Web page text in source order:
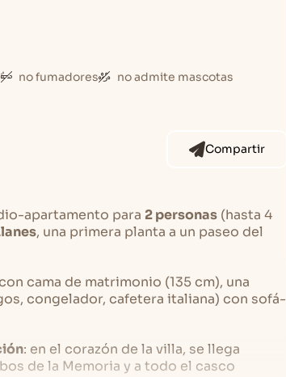
no fumadores no admite mascotas
Compartir
apartamento para 2 personas (hasta 4
, una primera planta a un paseo del
cama de matrimonio (135 cm), una
congelador, cafetera italiana) con sofá-
: en el corazón de la villa, se llega
de la Memoria y a todo el casco